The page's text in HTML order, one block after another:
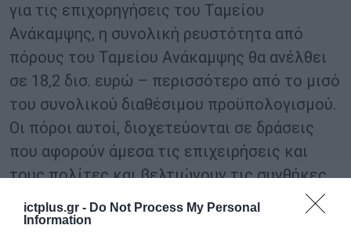
ictplus.gr - Do Not Process My Personal
Information
για τις επιχορηγήσεις του Ταμείου
Ανάκαμψης, η συνολική ρευστότητα από
πόρους του Ταμείου Ανάκαμψης θα ανέλθει
σε 18,2 δισ. ευρώ – περισσότερο από το μισό
του συνολικού διαθέσιμου προϋπολογισμού.
Οι πόροι αυτοί, διοχετεύονται σε δράσεις
που αφορούν άμεσα τις επιχειρήσεις και
τους πολίτες και βελτιώνουν τις συνθήκες
της καθημερινής τους ζωής και
δραστηριότητας».